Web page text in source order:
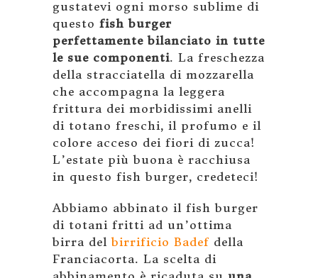
gustatevi ogni morso sublime di
questo fish burger
perfettamente bilanciato in tutte
le sue componenti. La freschezza
della stracciatella di mozzarella
che accompagna la leggera
frittura dei morbidissimi anelli
di totano freschi, il profumo e il
colore acceso dei fiori di zucca!
L’estate più buona è racchiusa
in questo fish burger, credeteci!
Abbiamo abbinato il fish burger
di totani fritti ad un’ottima
birra delbirrificio Badef della
Franciacorta. La scelta di